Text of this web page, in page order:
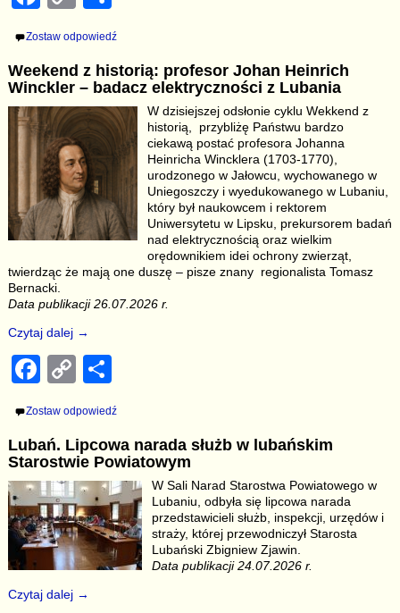
e
b
o
o
k
p
y
Li
n
k
h
e
Zostaw odpowiedź
Weekend z historią: profesor Johan Heinrich
Winckler – badacz elektryczności z Lubania
W dzisiejszej odsłonie cyklu Wekkend z
historią, przybliżę Państwu bardzo
ciekawą postać profesora Johanna
Heinricha Wincklera (1703-1770),
urodzonego w Jałowcu, wychowanego w
Uniegoszczy i wyedukowanego w Lubaniu,
który był naukowcem i rektorem
Uniwersytetu w Lipsku, prekursorem badań
nad elektrycznością oraz wielkim
orędownikiem idei ochrony zwierząt,
twierdząc że mają one duszę – pisze znany regionalista Tomasz
Bernacki.
Data publikacji 26.07.2026 r.
Czytaj dalej →
F
e
b
o
o
k
C
p
y
Li
n
k
h
e
Zostaw odpowiedź
Lubań. Lipcowa narada służb w lubańskim
Starostwie Powiatowym
W Sali Narad Starostwa Powiatowego w
Lubaniu, odbyła się lipcowa narada
przedstawicieli służb, inspekcji, urzędów i
straży, której przewodniczył Starosta
Lubański Zbigniew Zjawin.
Data publikacji 24.07.2026 r.
Czytaj dalej →